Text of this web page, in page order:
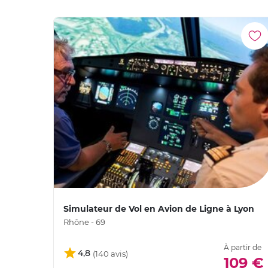
Simulateur de Vol en Avion de Ligne à Lyon
Rhône - 69
4,8
À partir de
109 €